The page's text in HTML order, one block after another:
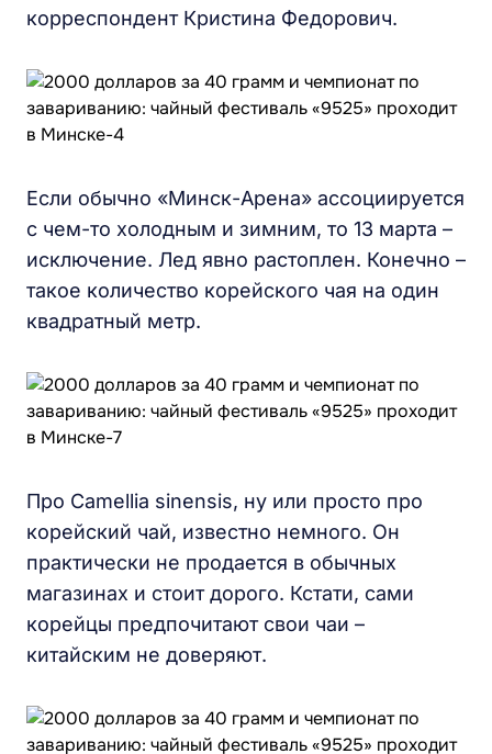
корреспондент Кристина Федорович.
Если обычно «Минск-Арена» ассоциируется
с чем-то холодным и зимним, то 13 марта –
исключение. Лед явно растоплен. Конечно –
такое количество корейского чая на один
квадратный метр.
Про Camellia sinensis, ну или просто про
корейский чай, известно немного. Он
практически не продается в обычных
магазинах и стоит дорого. Кстати, сами
корейцы предпочитают свои чаи –
китайским не доверяют.